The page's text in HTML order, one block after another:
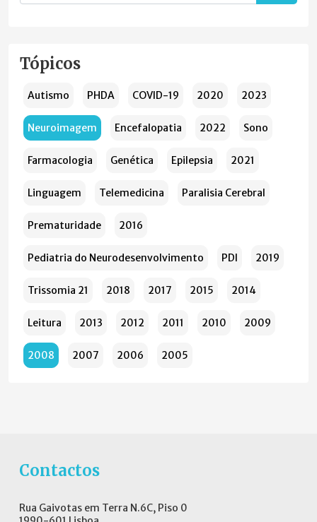
Tópicos
Autismo PHDA COVID-19 2020 2023
Neuroimagem Encefalopatia 2022 Sono
Farmacologia Genética Epilepsia 2021
Linguagem Telemedicina Paralisia Cerebral
Prematuridade 2016
Pediatria do Neurodesenvolvimento PDI 2019
Trissomia 21 2018 2017 2015 2014
Leitura 2013 2012 2011 2010 2009
2008 2007 2006 2005
Contactos
Rua Gaivotas em Terra N.6C, Piso 0